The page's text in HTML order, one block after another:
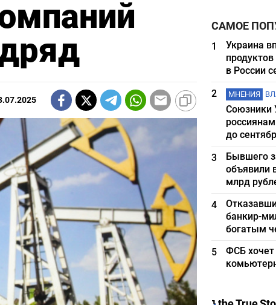
САМОЕ
1
Украина
в России
2
МНЕНИЯ
Союзники
до
3
Бывшего
объявили
млрд
4
банкир-
богатым
5
ФСБ